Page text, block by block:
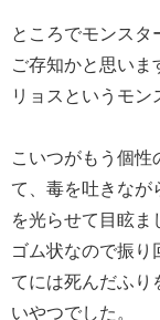
ところでモンスタ
ご存知かと思いま
リョスというモン
こいつがもう個性
て、毒を吐きなが
を光らせて目眩ま
ゴム状なので振り
てには死んだふり
いやつでした。